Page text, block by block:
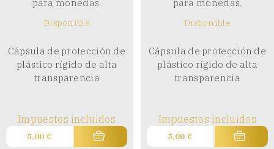
para monedas.
Disponible
Cápsula de protección de
plástico rígido de alta
transparencia
Impuestos incluidos
5,00 €
para monedas.
Disponible
Cápsula de protección de
plástico rígido de alta
transparencia
Impuestos incluidos
5,00 €